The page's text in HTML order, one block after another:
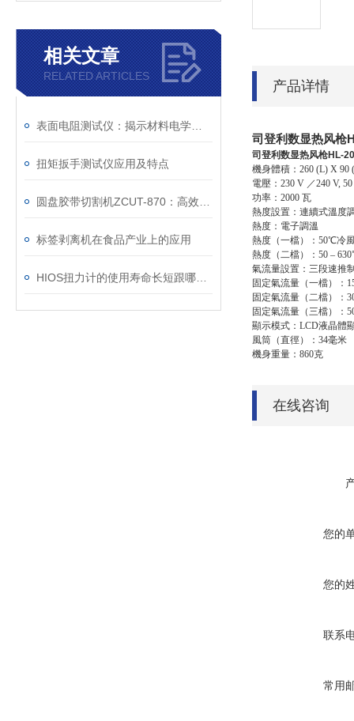
相关文章
RELATED ARTICLES
扭矩扳手测试仪应用及特点
标签剥离机在食品产业上的应用
产品详情
司登利数显热风枪
司登利数显热风枪HL-
機身體積：260 (L) X 90
電壓：230 V ／240 V,
功率：2000 瓦
熱度設置：連續式溫度
熱度：電子調溫
熱度（一檔）：50℃冷
熱度（二檔）：50 –
氣流量設置：三段速推
固定氣流量（一檔）：
固定氣流量（二檔）：
固定氣流量（三檔）：
顯示模式：LCD液晶體
風筒（直徑）：34毫米
機身重量：860克
在线咨询
您的
您的
联系
常用